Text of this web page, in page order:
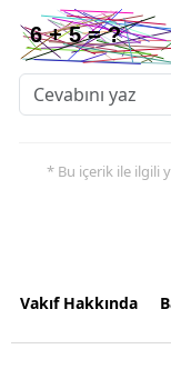
* Bu içerik ile ilgili
Vakıf Hakkında